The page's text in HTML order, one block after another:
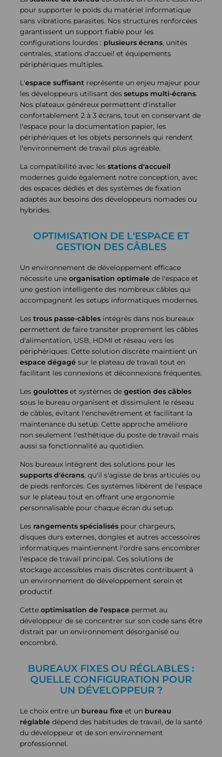
pour supporter le poids du matériel informatique
sans vibrations parasites. Nos structures renforcées
garantissent un support fiable pour les
configurations lourdes : plusieurs écrans, unités
centrales, stations d'accueil et équipements
périphériques multiples.
L'espace suffisant représente un enjeu majeur pour
les développeurs utilisant des setups multi-écrans.
Nos plateaux généreux permettent d'installer
confortablement 2 à 3 écrans, tout en conservant de
l'espace pour la documentation papier, les
périphériques et les objets personnels qui rendent
l'environnement de travail plus agréable.
La compatibilité avec les stations d'accueil
modernes guide également notre conception, avec
des espaces dédiés et des systèmes de fixation
adaptés aux besoins des développeurs nomades ou
hybrides.
OPTIMISATION DE L'ESPACE ET
GESTION DES CÂBLES
Un environnement de développement efficace
nécessite une organisation optimale de l'espace et
une gestion intelligente des nombreux câbles qui
accompagnent les setups informatiques modernes.
Les trous passe-câbles intégrés dans nos bureaux
permettent de faire transiter proprement les câbles
d'alimentation, USB, HDMI et réseau vers les
périphériques. Cette solution discrète maintient un
espace dégagé sur le plateau de travail tout en
facilitant les connexions et déconnexions fréquentes.
Les goulottes et systèmes de gestion des câbles
sous le bureau organisent et dissimulent le réseau
de câbles, évitant l'enchevêtrement et facilitant la
maintenance du setup. Cette approche améliore
non seulement l'esthétique du poste de travail mais
aussi sa fonctionnalité au quotidien.
Nos bureaux intègrent des solutions pour les
supports d'écrans, qu'il s'agisse de bras articulés ou
de pieds renforcés. Ces systèmes libèrent de l'espace
sur le plateau tout en offrant une ergonomie
personnalisable pour chaque écran du setup.
Les rangements spécialisés pour chargeurs,
disques durs externes, dongles et autres accessoires
informatiques maintiennent l'ordre sans encombrer
l'espace de travail principal. Ces solutions de
stockage accessibles mais discrètes contribuent à
un environnement de développement serein et
productif.
Cette optimisation de l'espace permet au
développeur de se concentrer sur son code sans être
distrait par un environnement désorganisé ou
encombré.
BUREAUX FIXES OU RÉGLABLES :
QUELLE CONFIGURATION POUR
UN DÉVELOPPEUR ?
Le choix entre un bureau fixe et un bureau
réglable dépend des habitudes de travail, de la santé
du développeur et de son environnement
professionnel.